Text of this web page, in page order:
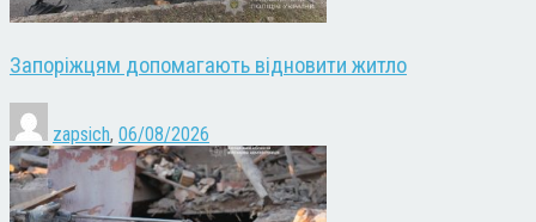
Запоріжцям допомагають відновити житло
zapsich, 06/08/2026